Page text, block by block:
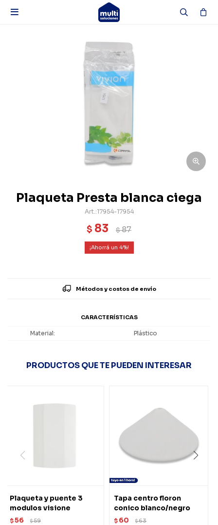

Plaqueta Presta blanca ciega
17954-17954
$ 83 $87
4
Métodos y costos de envío
CARACTERÍSTICAS
Material Plástico
PRODUCTOS QUE TE PUEDEN INTERESAR
Plaqueta y puente 3
modulos visione
$56 $59
Tapa centro floron
conico blanco/negro
$ 60 $63